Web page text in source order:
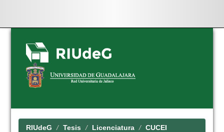
Skip
navigation
RIUdeG Tesis Licenciatura CUCEI